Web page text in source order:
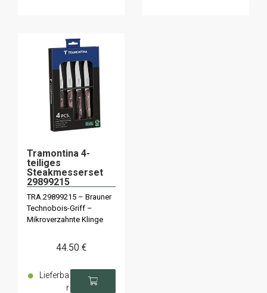
Tramontina 4-
teiliges
Steakmesserset
29899215
TRA.29899215 – Brauner
Technobois-Griff –
Mikroverzahnte Klinge
44.50 €
Lieferba
r